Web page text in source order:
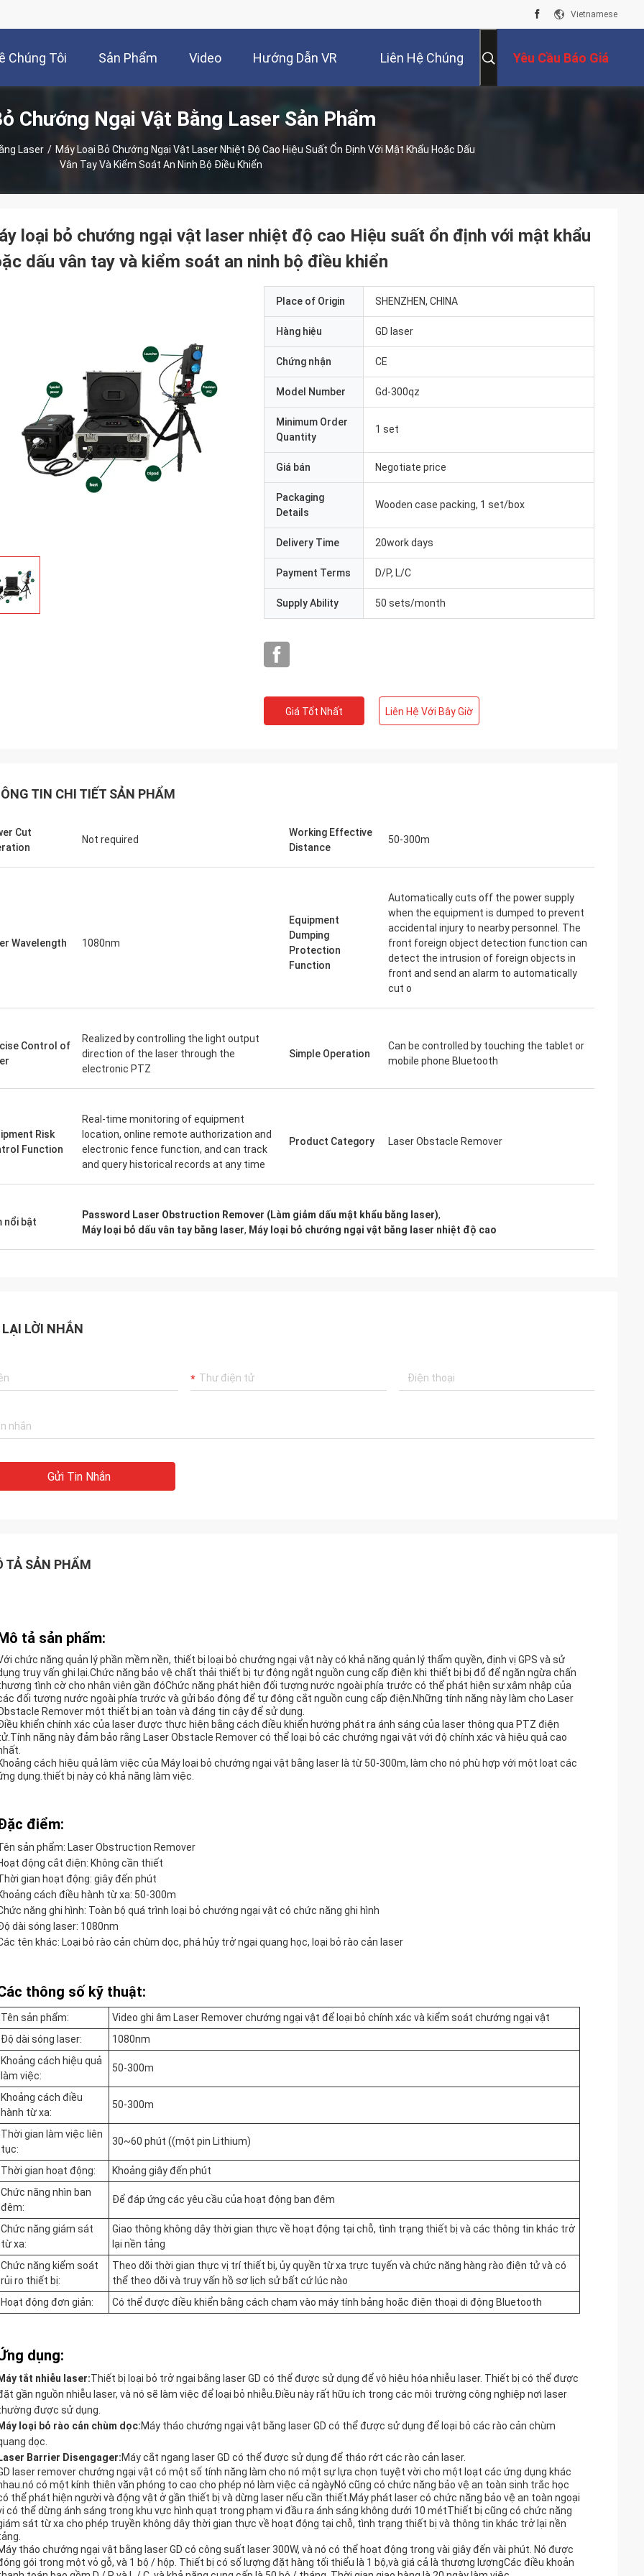
Vietnamese
Chúng Tôi Sản Phẩm Video Hướng Dẫn VR Liên Hệ Chúng Yêu Cầu Báo Giá
Chướng Ngại Vật Bằng Laser Sản Phẩm
Laser / Máy Loại Bỏ Chướng Ngại Vật Laser Nhiệt Độ Cao Hiệu Suất Ổn Định Với Mật Khẩu Hoặc Dấu
Vân Tay Và Kiểm Soát An Ninh Bộ Điều Khiển
loại bỏ chướng ngại vật laser nhiệt độ cao Hiệu suất ổn định với mật khẩu
dấu vân tay và kiểm soát an ninh bộ điều khiển
Place of Origin SHENZHEN, CHINA
Hàng hiệu GD laser
Chứng nhận CE
Model Number Gd-300qz
Minimum Order
Quantity
1 set
Giá bán Negotiate price
Packaging
Details
Wooden case packing, 1 set/box
Delivery Time 20work days
Payment Terms D/P, L/C
Supply Ability 50 sets/month
Giá Tốt Nhất Liên Hệ Với Bây Giờ
TIN CHI TIẾT SẢN PHẨM
Cut
Not required
Working Effective
Distance
50-300m
Wavelength 1080nm
Equipment
Dumping
Protection
Function
Automatically cuts off the power supply
when the equipment is dumped to prevent
accidental injury to nearby personnel. The
front foreign object detection function can
detect the intrusion of foreign objects in
front and send an alarm to automatically
cut o
Control of
Realized by controlling the light output
direction of the laser through the
electronic PTZ
Simple Operation
Can be controlled by touching the tablet or
mobile phone Bluetooth
Risk
Function
Real-time monitoring of equipment
location, online remote authorization and
electronic fence function, and can track
and query historical records at any time
Product Category Laser Obstacle Remover
nổi bật
Password Laser Obstruction Remover (Làm giảm dấu mật khẩu bằng laser),
Máy loại bỏ dấu vân tay bằng laser, Máy loại bỏ chướng ngại vật bằng laser nhiệt độ cao
LỜI NHẮN
Gửi Tin Nhắn
TẢ SẢN PHẨM
tả sản phẩm:
chức năng quản lý phần mềm nền, thiết bị loại bỏ chướng ngại vật này có khả năng quản lý thẩm quyền, định vị GPS và sử
truy vấn ghi lại.Chức năng bảo vệ chất thải thiết bị tự động ngắt nguồn cung cấp điện khi thiết bị bị đổ để ngăn ngừa chấn
tình cờ cho nhân viên gần đóChức năng phát hiện đối tượng nước ngoài phía trước có thể phát hiện sự xâm nhập của
đối tượng nước ngoài phía trước và gửi báo động để tự động cắt nguồn cung cấp điện.Những tính năng này làm cho Laser
Remover một thiết bị an toàn và đáng tin cậy để sử dụng.
khiển chính xác của laser được thực hiện bằng cách điều khiển hướng phát ra ánh sáng của laser thông qua PTZ điện
năng này đảm bảo rằng Laser Obstacle Remover có thể loại bỏ các chướng ngại vật với độ chính xác và hiệu quả cao
cách hiệu quả làm việc của Máy loại bỏ chướng ngại vật bằng laser là từ 50-300m, làm cho nó phù hợp với một loạt các
dụng.thiết bị này có khả năng làm việc.
điểm:
sản phẩm: Laser Obstruction Remover
động cắt điện: Không cần thiết
gian hoạt động: giây đến phút
cách điều hành từ xa: 50-300m
năng ghi hình: Toàn bộ quá trình loại bỏ chướng ngại vật có chức năng ghi hình
dài sóng laser: 1080nm
tên khác: Loại bỏ rào cản chùm dọc, phá hủy trở ngại quang học, loại bỏ rào cản laser
thông số kỹ thuật:
Tên sản phẩm:
Video ghi âm Laser Remover chướng ngại vật để loại bỏ chính xác và kiểm soát chướng ngại vật
Độ dài sóng laser:
1080nm
Khoảng cách hiệu quả
làm việc:
50-300m
Khoảng cách điều
hành từ xa:
50-300m
Thời gian làm việc liên
tục:
30~60 phút ((một pin Lithium)
Thời gian hoạt động:
Khoảng giây đến phút
Chức năng nhìn ban
đêm:
Để đáp ứng các yêu cầu của hoạt động ban đêm
Chức năng giám sát
từ xa:
Giao thông không dây thời gian thực về hoạt động tại chỗ, tình trạng thiết bị và các thông tin khác trở
lại nền tảng
Chức năng kiểm soát
rủi ro thiết bị:
Theo dõi thời gian thực vị trí thiết bị, ủy quyền từ xa trực tuyến và chức năng hàng rào điện tử và có
thể theo dõi và truy vấn hồ sơ lịch sử bất cứ lúc nào
Hoạt động đơn giản:
Có thể được điều khiển bằng cách chạm vào máy tính bảng hoặc điện thoại di động Bluetooth
dụng:
Máy tắt nhiễu laser:Thiết bị loại bỏ trở ngại bằng laser GD có thể được sử dụng để vô hiệu hóa nhiễu laser. Thiết bị có thể được
gần nguồn nhiễu laser, và nó sẽ làm việc để loại bỏ nhiễu.Điều này rất hữu ích trong các môi trường công nghiệp nơi laser
được sử dụng.
Máy loại bỏ rào cản chùm dọc:Máy tháo chướng ngại vật bằng laser GD có thể được sử dụng để loại bỏ các rào cản chùm
dọc.
Laser Barrier Disengager:Máy cắt ngang laser GD có thể được sử dụng để tháo rớt các rào cản laser.
laser remover chướng ngại vật có một số tính năng làm cho nó một sự lựa chọn tuyệt vời cho một loạt các ứng dụng khác
có một kính thiên văn phóng to cao cho phép nó làm việc cả ngàyNó cũng có chức năng bảo vệ an toàn sinh trắc học
thể phát hiện người và động vật ở gần thiết bị và dừng laser nếu cần thiết.Máy phát laser có chức năng bảo vệ an toàn ngoại
có thể dừng ánh sáng trong khu vực hình quạt trong phạm vi đầu ra ánh sáng không dưới 10 métThiết bị cũng có chức năng
sát từ xa cho phép truyền không dây thời gian thực về hoạt động tại chỗ, tình trạng thiết bị và thông tin khác trở lại nền
tháo chướng ngại vật bằng laser GD có công suất laser 300W, và nó có thể hoạt động trong vài giây đến vài phút. Nó được
gói trong một vỏ gỗ, và 1 bộ / hộp. Thiết bị có số lượng đặt hàng tối thiểu là 1 bộ,và giá cả là thương lượngCác điều khoản